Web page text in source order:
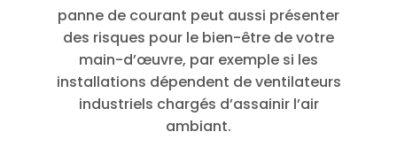
panne de courant peut aussi présenter
des risques pour le bien-être de votre
main-d’œuvre, par exemple si les
installations dépendent de ventilateurs
industriels chargés d’assainir l’air
ambiant.